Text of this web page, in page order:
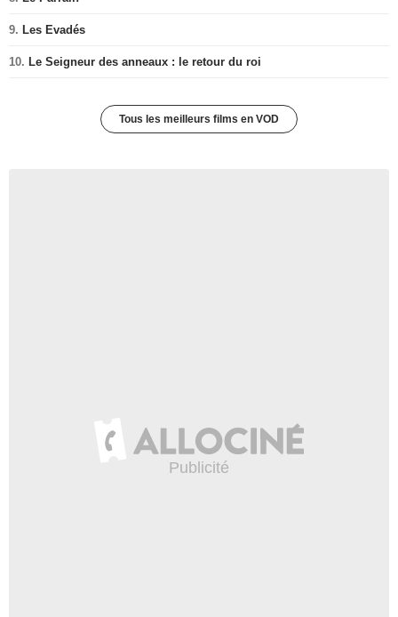
9. Les Evadés
10. Le Seigneur des anneaux : le retour du roi
Tous les meilleurs films en VOD